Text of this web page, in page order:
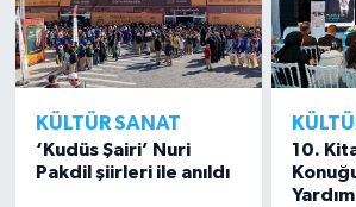
KÜLTÜR SANAT
‘Kudüs Şairi’ Nuri
Pakdil şiirleri ile anıldı
10.